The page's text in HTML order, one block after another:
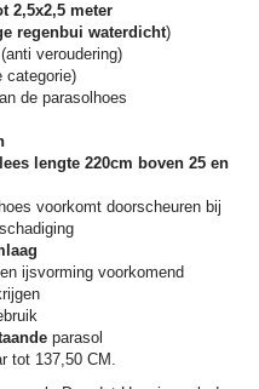
2,5x2,5 meter
regenbui waterdicht)
veroudering)
categorie)
de parasolhoes
lees lengte 220cm boven 25 en
voorkomt doorscheuren bij
ijsvorming voorkomend
parasol
tot 137,50 CM.